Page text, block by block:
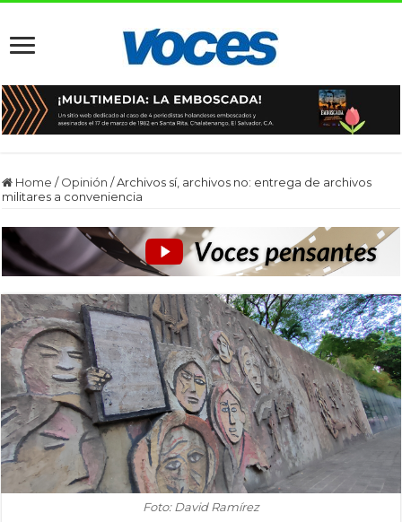
Home / Opinión /Archivos sí, archivos no: entrega de archivos
militares a conveniencia
Foto: David Ramírez